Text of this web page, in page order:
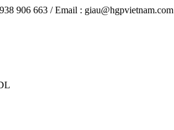
906 663 / Email : giau@hgpvietnam.com